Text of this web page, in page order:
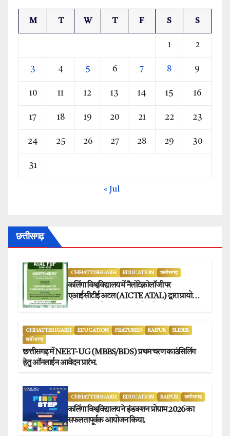
M T W T F S S
1 2
3 4 5 6 7 8 9
10 11 12 13 14 15 16
17 18 19 20 21 22 23
24 25 26 27 28 29 30
31
« Jul
छत्तीसगढ़
CHHATTISHGARH EDUCATION छत्तीसगढ़
कलिंगा विश्वविद्यालय में नैलोटेक्नोलॉजी पर
एआईसीटीई अटल (AICTE ATAL) द्वारा प्रायोजित
CHHATTISHGARH EDUCATION FEATURED RAIPUR
SLIDER
छत्तीसगढ़
छत्तीसगढ़ में NEET-UG (MBBS/BDS) प्रथम चरण काउंसिलिंग
हेतु ऑनलाईन आवेदन प्रारंभ.
CHHATTISHGARH EDUCATION RAIPUR छत्तीसगढ़
कलिंगा विश्वविद्यालय ने इंडक्शन प्रोग्राम 2026 का
सफलतापूर्वक आयोजन किया.